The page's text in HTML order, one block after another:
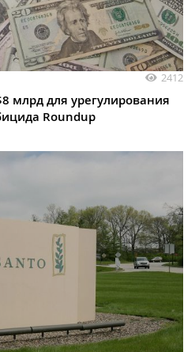
2412
млрд для урегулирования
Roundup